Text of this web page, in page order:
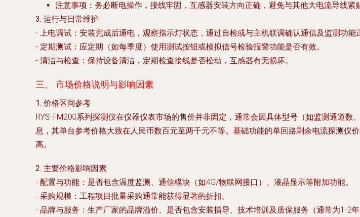
注意事项 ：务必断电操作，接线牢固，互感器安装方向正确，避免与其他大电流导线紧
3. 运行与日常维护
- 上电调试 ：安装完成后通电，观察指示灯状态，通过自检或与主机联调确认通信及监测功能
- 定期测试 ：应定期（如每季度）使用测试按钮或模拟信号检验报警功能是否有效。
- 清洁与检查 ：保持设备清洁，定期检查接线是否松动，互感器有无损坏。
三、 市场价格说明与影响因素
1. 价格区间参考
RYS-FM200系列探测仪在仪器仪表市场的售价并非固定，通常会因具体型号（如监测通道
息，其单台参考价格大致在人民币数百元至两千元不等。基础功能的单回路剩余电流探测仪
高。
2. 主要价格影响因素
- 配置与功能 ：是否包含温度监测、通信模块（如4G/物联网接口）、液晶显示等附加功能。
- 采购规模 ：工程项目批量采购通常能获得显著的折扣。
- 品牌与服务 ：生产厂家的品牌溢价、是否包含安装指导、技术培训及质保服务（通常为1-2年